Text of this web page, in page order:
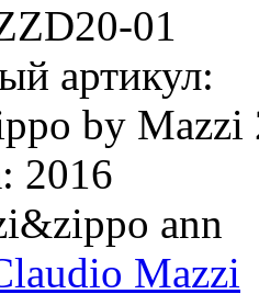
01
артикул:
by Mazzi
2016
ann
Mazzi